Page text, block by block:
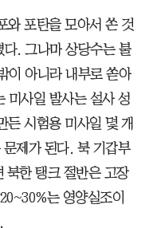
와 포탄을 모아서 쏜 것
다. 그나마 상당수는 불
이 아니라 내부로 쏟아
미사일 발사는 설사 성
든 시험용 미사일 몇 개
제가 된다. 북 기갑부
북한 탱크 절반은 고장
는 영양실조이